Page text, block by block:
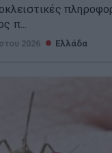
π...
2026 Ελλάδα